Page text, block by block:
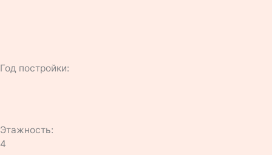
Год постройки:
Этажность:
4